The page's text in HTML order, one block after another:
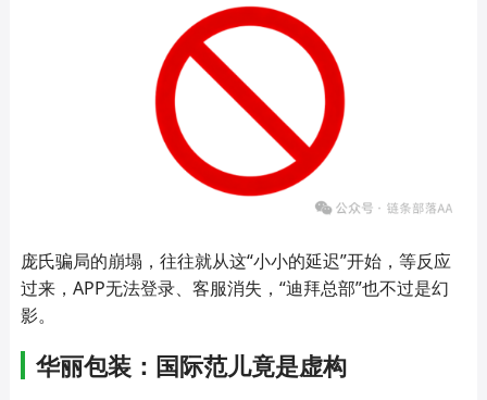
庞氏骗局的崩塌，往往就从这“小小的延迟”开始，等反应
过来，APP无法登录、客服消失，“迪拜总部”也不过是幻
影。
华丽包装：国际范儿竟是虚构